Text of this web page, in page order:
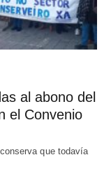
al abono del
el Convenio
que todavía